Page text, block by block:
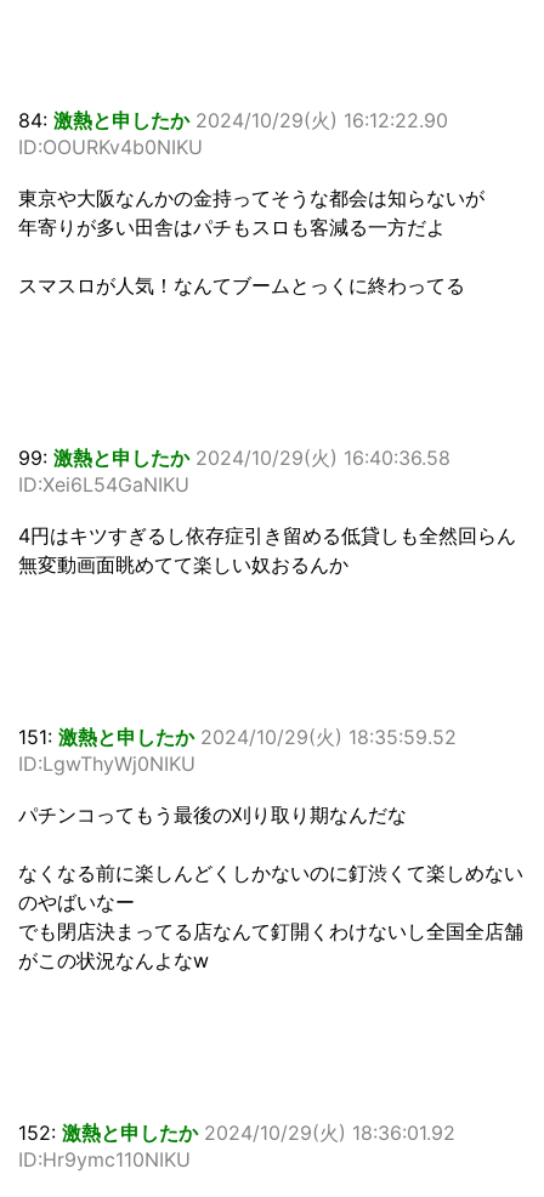
84: 激熱と申したか 2024/10/29(火) 16:12:22.90
ID:OOURKv4b0NIKU
東京や大阪なんかの金持ってそうな都会は知らないが
年寄りが多い田舎はパチもスロも客減る一方だよ
スマスロが人気！なんてブームとっくに終わってる
99: 激熱と申したか 2024/10/29(火) 16:40:36.58
ID:Xei6L54GaNIKU
4円はキツすぎるし依存症引き留める低貸しも全然回らん
無変動画面眺めてて楽しい奴おるんか
151: 激熱と申したか 2024/10/29(火) 18:35:59.52
ID:LgwThyWj0NIKU
パチンコってもう最後の刈り取り期なんだな
なくなる前に楽しんどくしかないのに釘渋くて楽しめない
のやばいなー
でも閉店決まってる店なんて釘開くわけないし全国全店舗
がこの状況なんよなw
152: 激熱と申したか 2024/10/29(火) 18:36:01.92
ID:Hr9ymc110NIKU